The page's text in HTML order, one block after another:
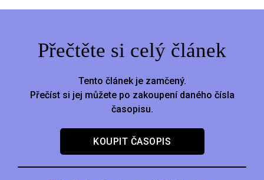
Přečtěte si celý článek
Tento článek je zamčený.
Přečíst si jej můžete po zakoupení daného čísla
časopisu.
KOUPIT ČASOPIS